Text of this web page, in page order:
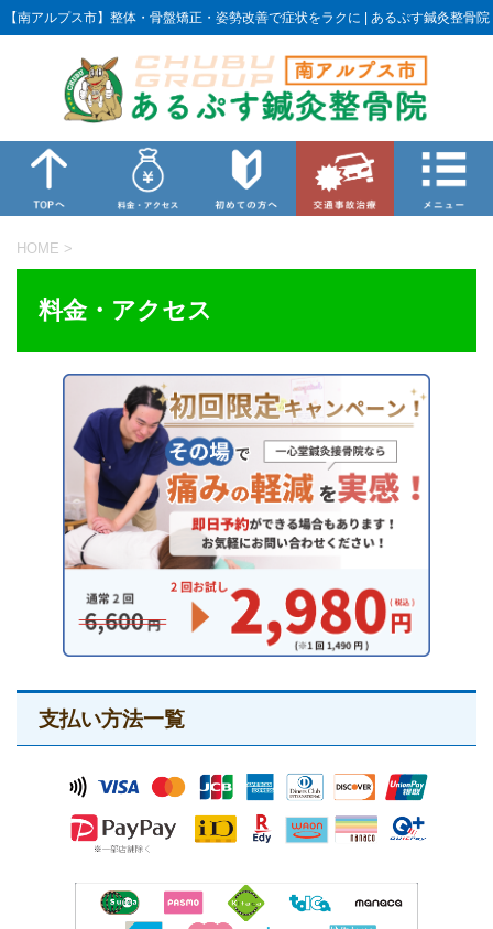
【南アルプス市】整体・骨盤矯正・姿勢改善で症状をラクに | あるぷす鍼灸整骨院
HOME >
料金・アクセス
支払い方法一覧